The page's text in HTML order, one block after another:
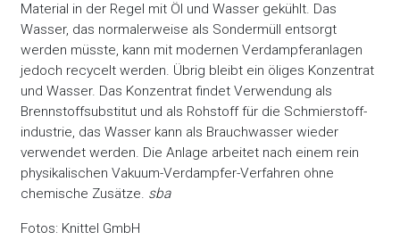
Material in der Regel mit Öl und Wasser gekühlt. Das
Wasser, das normalerweise als Sondermüll entsorgt
werden müsste, kann mit modernen Verdampferanlagen
jedoch recycelt werden. Übrig bleibt ein öliges Konzentrat
und Wasser. Das Konzentrat findet Verwendung als
Brennstoffsubstitut und als Rohstoff für die Schmierstoff-
industrie, das Wasser kann als Brauchwasser wieder
verwendet werden. Die Anlage arbeitet nach einem rein
physikalischen Vakuum-Verdampfer-Verfahren ohne
chemische Zusätze. sba
Fotos: Knittel GmbH